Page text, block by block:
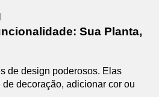
Sua Planta,
de design poderosos. Elas
decoração, adicionar cor ou